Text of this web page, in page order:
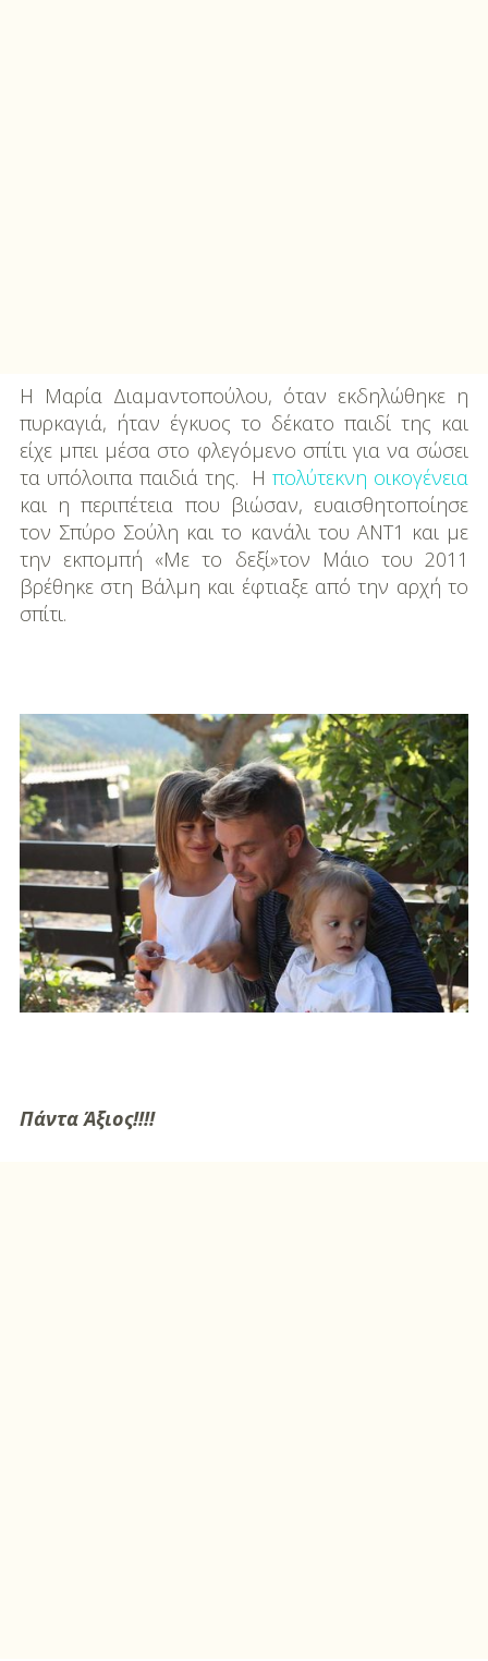
Η Μαρία Διαμαντοπούλου, όταν εκδηλώθηκε η
πυρκαγιά, ήταν έγκυος το δέκατο παιδί της και
είχε μπει μέσα στο φλεγόμενο σπίτι για να σώσει
τα υπόλοιπα παιδιά της. Ηπολύτεκνη οικογένεια
και η περιπέτεια που βιώσαν, ευαισθητοποίησε
τον Σπύρο Σούλη και το κανάλι του ΑΝΤ1 και με
την εκπομπή «Με το δεξί»τον Μάιο του 2011
βρέθηκε στη Βάλμη και έφτιαξε από την αρχή το
σπίτι.
Πάντα Άξιος!!!!